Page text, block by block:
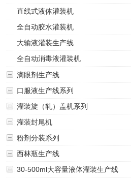
直线式液体灌装机
全自动胶水灌装机
大输液灌装生产线
全自动消毒液灌装机
滴眼剂生产线
口服液生产线系列
灌装旋（轧）盖机系列
灌装封尾机
粉剂分装系列
西林瓶生产线
30-500ml大容量液体灌装生产线